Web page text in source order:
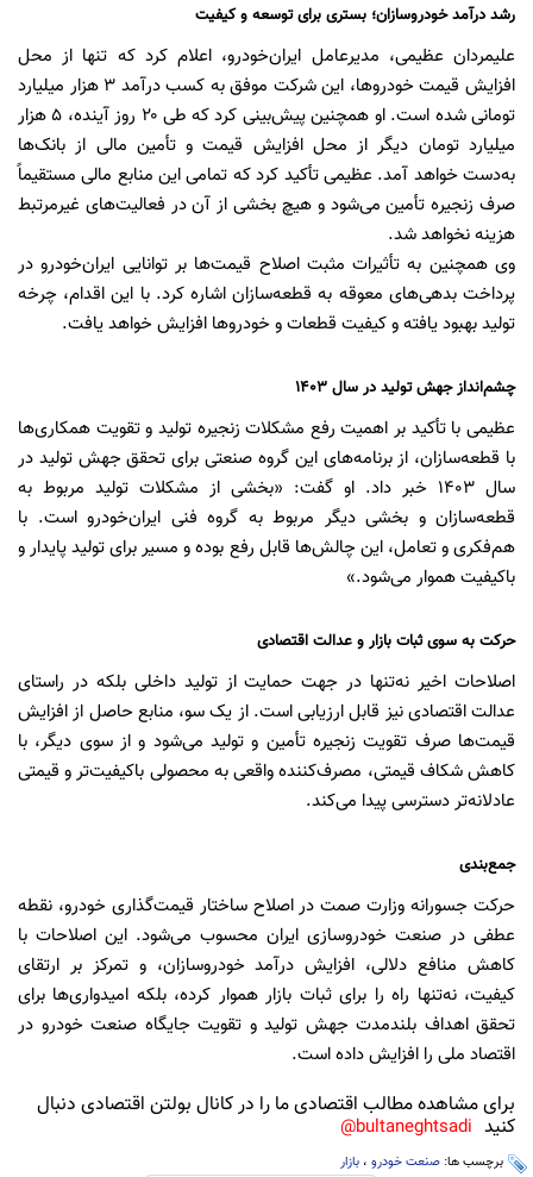
رشد درآمد خودروسازان؛ بستری برای توسعه و کیفیت
علیمردان عظیمی، مدیرعامل ایران‌خودرو، اعلام کرد که تنها از محل
افزایش قیمت خودروها، این شرکت موفق به کسب درآمد ۳ هزار میلیارد
تومانی شده است. او همچنین پیش‌بینی کرد که طی ۲۰ روز آینده، ۵ هزار
میلیارد تومان دیگر از محل افزایش قیمت و تأمین مالی از بانک‌ها
به‌دست خواهد آمد. عظیمی تأکید کرد که تمامی این منابع مالی مستقیماً
صرف زنجیره تأمین می‌شود و هیچ بخشی از آن در فعالیت‌های غیرمرتبط
هزینه نخواهد شد.
وی همچنین به تأثیرات مثبت اصلاح قیمت‌ها بر توانایی ایران‌خودرو در
پرداخت بدهی‌های معوقه به قطعه‌سازان اشاره کرد. با این اقدام، چرخه
تولید بهبود یافته و کیفیت قطعات و خودروها افزایش خواهد یافت.
چشم‌انداز جهش تولید در سال ۱۴۰۳
عظیمی با تأکید بر اهمیت رفع مشکلات زنجیره تولید و تقویت همکاری‌ها
با قطعه‌سازان، از برنامه‌های این گروه صنعتی برای تحقق جهش تولید در
سال ۱۴۰۳ خبر داد. او گفت: «بخشی از مشکلات تولید مربوط به
قطعه‌سازان و بخشی دیگر مربوط به گروه فنی ایران‌خودرو است. با
هم‌فکری و تعامل، این چالش‌ها قابل رفع بوده و مسیر برای تولید پایدار و
باکیفیت هموار می‌شود.»
حرکت به سوی ثبات بازار و عدالت اقتصادی
اصلاحات اخیر نه‌تنها در جهت حمایت از تولید داخلی بلکه در راستای
عدالت اقتصادی نیز قابل ارزیابی است. از یک سو، منابع حاصل از افزایش
قیمت‌ها صرف تقویت زنجیره تأمین و تولید می‌شود و از سوی دیگر، با
کاهش شکاف قیمتی، مصرف‌کننده واقعی به محصولی باکیفیت‌تر و قیمتی
عادلانه‌تر دسترسی پیدا می‌کند.
جمع‌بندی
حرکت جسورانه وزارت صمت در اصلاح ساختار قیمت‌گذاری خودرو، نقطه
عطفی در صنعت خودروسازی ایران محسوب می‌شود. این اصلاحات با
کاهش منافع دلالی، افزایش درآمد خودروسازان، و تمرکز بر ارتقای
کیفیت، نه‌تنها راه را برای ثبات بازار هموار کرده، بلکه امیدواری‌ها برای
تحقق اهداف بلندمدت جهش تولید و تقویت جایگاه صنعت خودرو در
اقتصاد ملی را افزایش داده است.
برای مشاهده مطالب اقتصادی ما را در کانال بولتن اقتصادی دنبال
کنید bultaneghtsadi@
برچسب ها: صنعت خودرو ، بازار